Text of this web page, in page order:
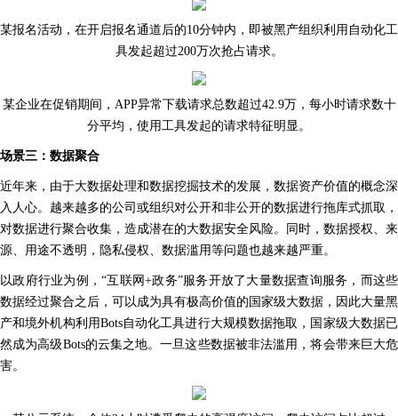
某报名活动，在开启报名通道后的10分钟内，即被黑产组织利用自动化工
具发起超过200万次抢占请求。
某企业在促销期间，APP异常下载请求总数超过42.9万，每小时请求数十
分平均，使用工具发起的请求特征明显。
场景三：数据聚合
近年来，由于大数据处理和数据挖掘技术的发展，数据资产价值的概念深
入人心。越来越多的公司或组织对公开和非公开的数据进行拖库式抓取，
对数据进行聚合收集，造成潜在的大数据安全风险。同时，数据授权、来
源、用途不透明，隐私侵权、数据滥用等问题也越来越严重。
以政府行业为例，“互联网+政务”服务开放了大量数据查询服务，而这些
数据经过聚合之后，可以成为具有极高价值的国家级大数据，因此大量黑
产和境外机构利用Bots自动化工具进行大规模数据拖取，国家级大数据已
然成为高级Bots的云集之地。一旦这些数据被非法滥用，将会带来巨大危
害。